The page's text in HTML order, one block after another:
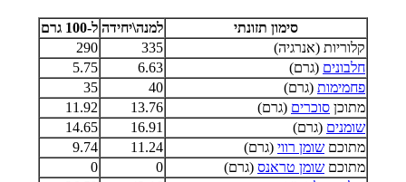
סימון תזונתי למנה\יחידה ל-100 גרם
קלוריות (אנרגיה)
335
290
חלבונים (גרם) 6.63
5.75
פחמימות (גרם) 40
35
מתוכן סוכרים (גרם) 13.76
11.92
שומנים (גרם) 16.91
14.65
מתוכם שומן רווי (גרם) 11.24
9.74
מתוכם שומן טראנס (גרם) 0
0